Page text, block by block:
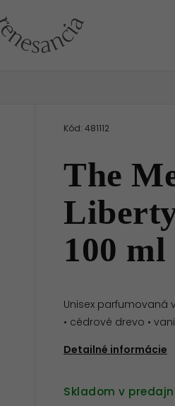
The
100 ml
Kód: 481112
Unisex parfumovaná
• cédrové drevo •
Detailné informácie
Skladom v